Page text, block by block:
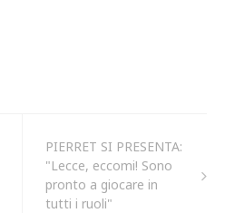
PIERRET SI PRESENTA:
"Lecce, eccomi! Sono
pronto a giocare in
tutti i ruoli"